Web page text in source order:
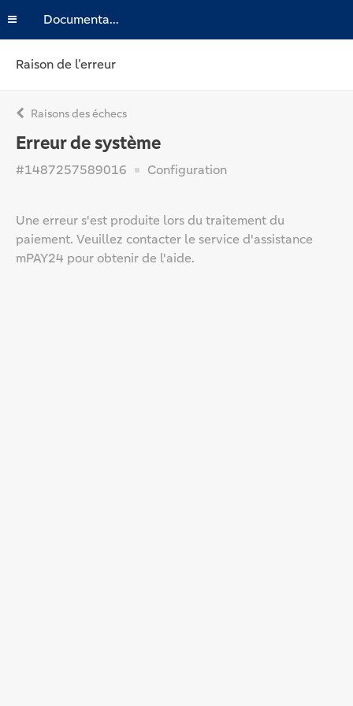
Documentation
Raison de l’erreur
Raisons des échecs
Erreur de système
#1487257589016 Configuration
Une erreur s'est produite lors du traitement du
paiement. Veuillez contacter le service d'assistance
mPAY24 pour obtenir de l'aide.